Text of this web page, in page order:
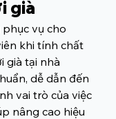
già
vụ cho
khi tính chất
già tại nhà
dễ dẫn đến
vai trò của việc
nâng cao hiệu